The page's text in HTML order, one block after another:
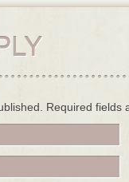
Required fields